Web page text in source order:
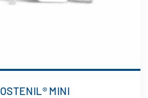
OSTENIL® MINI